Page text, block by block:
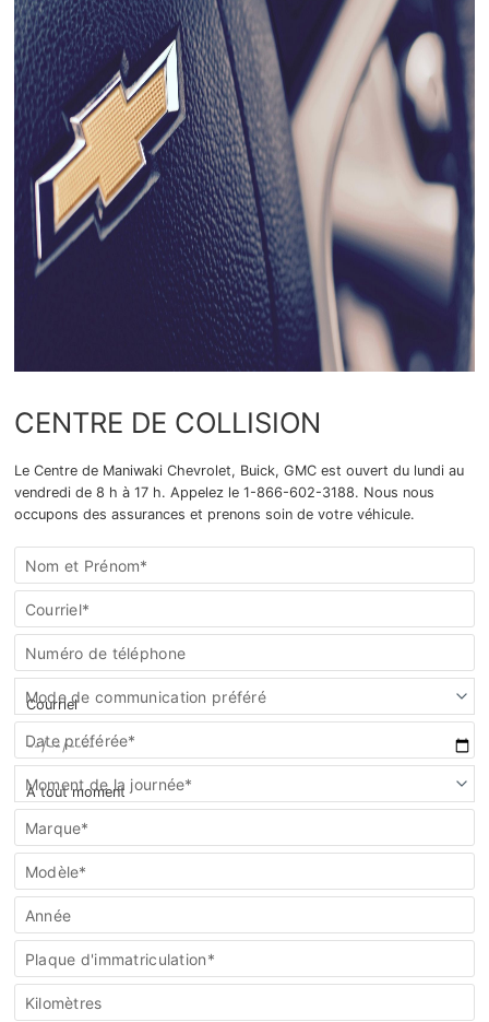
CENTRE DE COLLISION
Le Centre de Maniwaki Chevrolet, Buick, GMC est ouvert du lundi au
vendredi de 8 h à 17 h. Appelez le 1-866-602-3188. Nous nous
occupons des assurances et prenons soin de votre véhicule.
Formulaire
Nom et Prénom*
Courriel*
Numéro de téléphone
Mode de communication préféré
Date préférée*
Moment de la journée*
Marque*
Modèle*
Année
Plaque d'immatriculation*
Kilomètres